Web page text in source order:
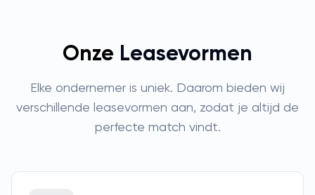
Onze Leasevormen
Elke ondernemer is uniek. Daarom bieden wij
verschillende leasevormen aan, zodat je altijd de
perfecte match vindt.